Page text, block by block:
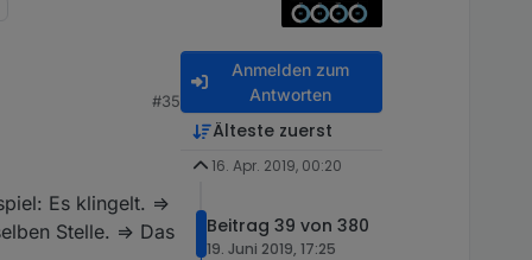
#35
Es klingelt. =>
Stelle. => Das
Anmelden zum
Antworten
Älteste zuerst
16. Apr. 2019, 00:20
Beitrag 39 von 380
19. Juni 2019, 17:25